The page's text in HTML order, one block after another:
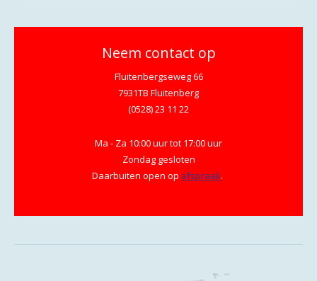
Neem contact op
Fluitenbergseweg 66
7931TB Fluitenberg
(0528) 23 11 22
Ma - Za 10:00 uur tot 17:00 uur
Zondag gesloten
Daarbuiten open op afspraak.